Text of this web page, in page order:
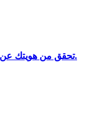
تحقق من هويتك عن طريق إدخال معلوماتك الشخصية وتحميل بطاقة هوية صالحة تحتوي على صورة.